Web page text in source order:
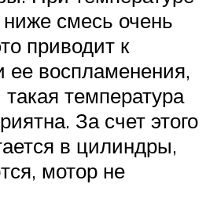
смесь очень
приводит к
ее воспламенения,
температура
За счет этого
в цилиндры,
мотор не